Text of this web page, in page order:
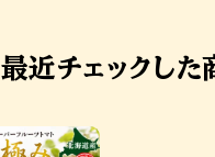
最近チェックした